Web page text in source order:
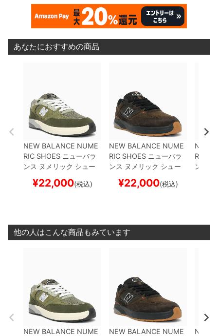
あなたにおすすめの商品
NEW BALANCE NUME
RIC SHOES ニューバラ
ンス ヌメリック シュー
REYNOLDS 933NM93
¥22,000(税込)
NEW BALANCE NUME
RIC SHOES ニューバラ
ンス ヌメリック シュー
REYNOLDS 933NM93
¥22,000(税込)
NEW
RIC
ンス
他の人はこんな商品もみています
NEW BALANCE NUME
NEW BALANCE NUME
NEW